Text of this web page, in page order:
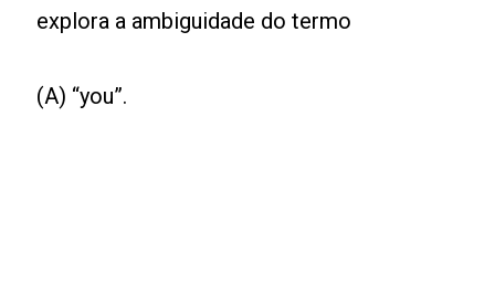
explora a ambiguidade do termo
(A) “you”.